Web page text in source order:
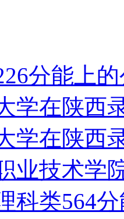
分能上
学在陕西
学在陕西
业技术学
科类564